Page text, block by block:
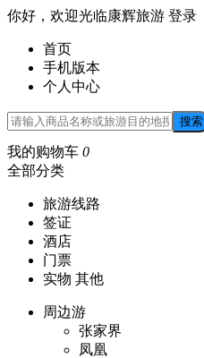
你好，欢迎光临康辉旅游 登录
首页
手机版本
个人中心
搜索
我的购物车 0
全部分类
旅游线路
签证
酒店
门票
实物 其他
周边游
张家界
凤凰